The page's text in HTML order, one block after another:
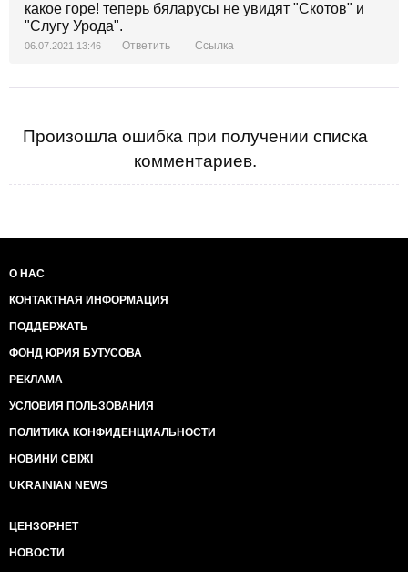
какое горе! теперь бяларусы не увидят "Скотов" и
"Слугу Урода".
06.07.2021 13:46 Ответить Ссылка
Произошла ошибка при получении списка
комментариев.
О НАС
КОНТАКТНАЯ ИНФОРМАЦИЯ
ПОДДЕРЖАТЬ
ФОНД ЮРИЯ БУТУСОВА
РЕКЛАМА
УСЛОВИЯ ПОЛЬЗОВАНИЯ
ПОЛИТИКА КОНФИДЕНЦИАЛЬНОСТИ
НОВИНИ СВІЖІ
UKRAINIAN NEWS
ЦЕНЗОР.НЕТ
НОВОСТИ